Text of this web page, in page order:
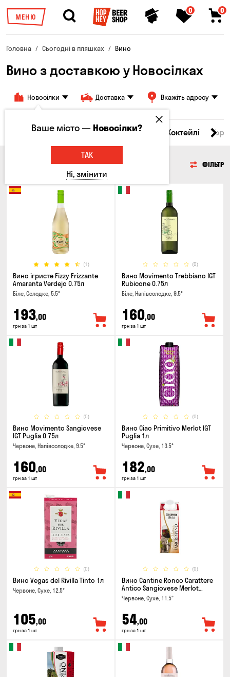
МЕНЮ
0 0
Головна Сьогодні в пляшках Вино
Вино з доставкою у Новосілках
Новосілки Доставка Вкажіть адресу
Пиво Сидр Вино Віскі Коктейлі
ФІЛЬТР
(1)
Вино ігристе Fizzy Frizzante
Amaranta Verdejo 0.75л
Біле, Солодке, 5.5°
193,00
грн за 1 шт
(0)
Вино Movimento Trebbiano IGT
Rubicone 0.75л
Біле, Напівсолодке, 9.5°
160,00
грн за 1 шт
(0)
Вино Movimento Sangiovese
IGT Puglia 0.75л
Червоне, Напівсолодке, 9.5°
160,00
грн за 1 шт
(0)
Вино Ciao Primitivo Merlot IGT
Puglia 1л
Червоне, Сухе, 13.5°
182,00
грн за 1 шт
(0)
Вино Vegas del Rivilla Tinto 1л
Червоне, Сухе, 12.5°
105,00
грн за 1 шт
(0)
Вино Cantine Ronco Carattere
Antico Sangiovese Merlot
Rubicone IGT 0.25л
Червоне, Сухе, 11.5°
54,00
грн за 1 шт
Ваше місто —Новосілки?
ТАК
Ні, змінити